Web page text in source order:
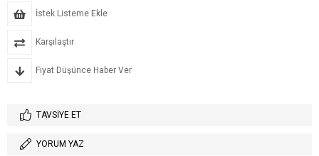
İstek Listeme Ekle
Karşılaştır
Fiyat Düşünce Haber Ver
TAVSIYE ET
YORUM YAZ